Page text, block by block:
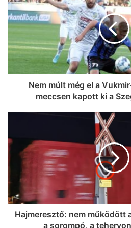
országszerte 40 fokot
legfrissebb beszámoló a
hőséghelyzetről
Nem múlt még el a
meccsen kapott ki a
Hajmeresztő: nem működött
a sorompó, a